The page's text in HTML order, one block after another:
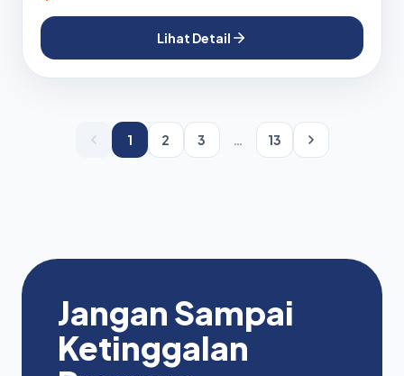
Lihat Detail
1 2 3 … 13
Jangan Sampai
Ketinggalan